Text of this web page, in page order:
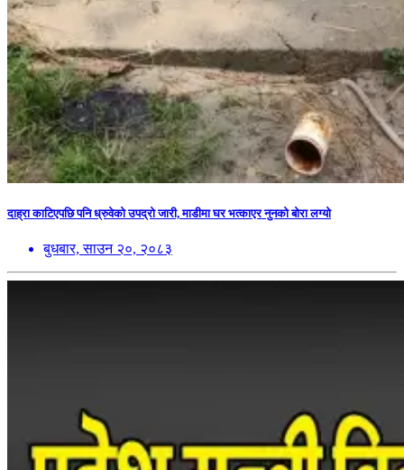
दाह्रा काटिएपछि पनि ध्रुवेको उपद्रो जारी, माडीमा घर भत्काएर नुनको बोरा लग्यो
बुधबार, साउन २०, २०८३